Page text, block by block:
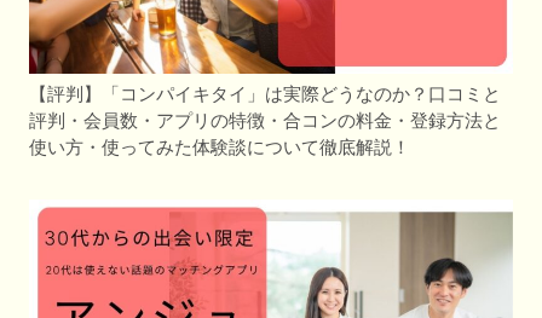
【評判】「コンパイキタイ」は実際どうなのか？口コミと
評判・会員数・アプリの特徴・合コンの料金・登録方法と
使い方・使ってみた体験談について徹底解説！